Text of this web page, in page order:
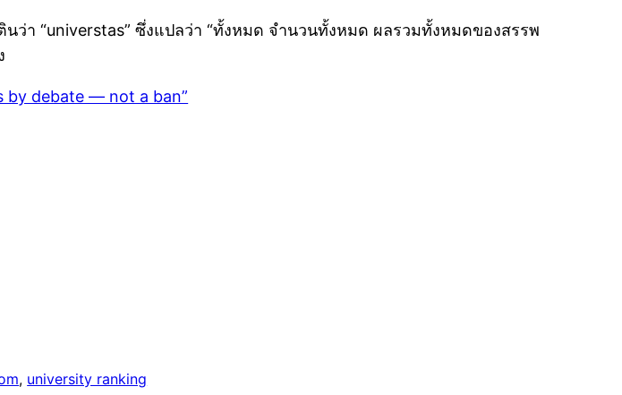
ว่า “universtas” ซึ่งแปลว่า “ทั้งหมด จำนวนทั้งหมด ผลรวมทั้งหมดของสรรพ
by debate — not a ban”
, university ranking